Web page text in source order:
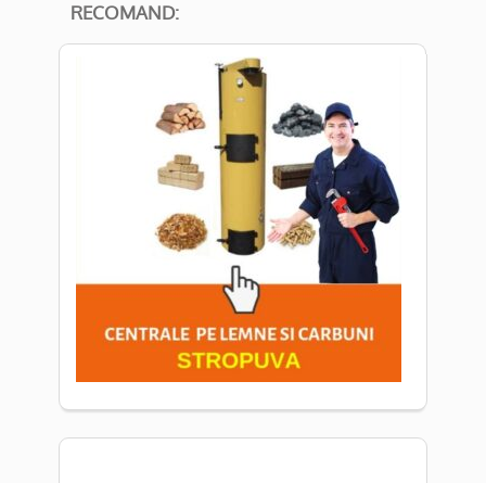
RECOMAND: